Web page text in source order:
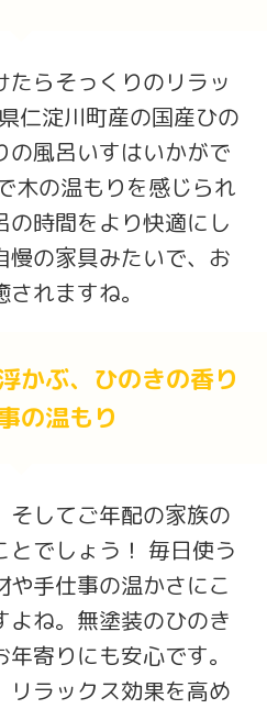
らそっくりのリラッ
仁淀川町産の国産ひの
の風呂いすはいかがで
木の温もりを感じられ
の時間をより快適にし
慢の家具みたいで、お
れますね。
かぶ、ひのきの香り
の温もり
そしてご年配の家族の
でしょう！ 毎日使う
手仕事の温かさにこ
ね。無塗装のひのき
寄りにも安心です。
リラックス効果を高め